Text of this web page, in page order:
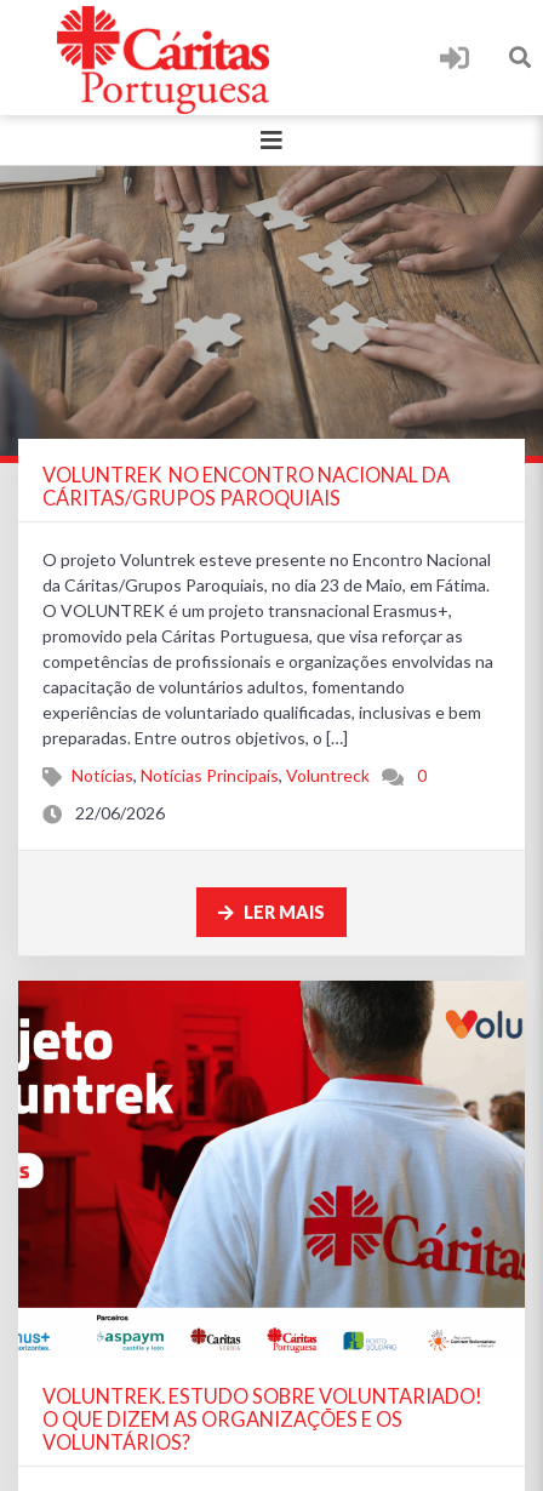
VOLUNTREK NO ENCONTRO NACIONAL DA
CÁRITAS/GRUPOS PAROQUIAIS
O projeto Voluntrek esteve presente no Encontro Nacional
da Cáritas/Grupos Paroquiais, no dia 23 de Maio, em Fátima. ​
O VOLUNTREK é um projeto transnacional Erasmus+,
promovido pela Cáritas Portuguesa, que visa reforçar as
competências de profissionais e organizações envolvidas na
capacitação de voluntários adultos, fomentando
experiências de voluntariado qualificadas, inclusivas e bem
preparadas. Entre outros objetivos, o […]
Notícias,Notícias Principais,Voluntreck
0
22/06/2026
LER MAIS
VOLUNTREK. ESTUDO SOBRE VOLUNTARIADO!
O QUE DIZEM AS ORGANIZAÇÕES E OS
VOLUNTÁRIOS?